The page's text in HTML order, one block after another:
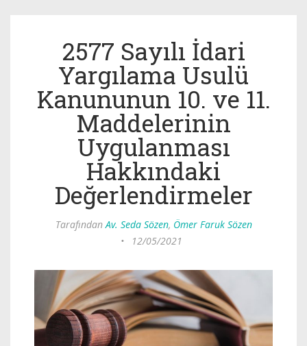
2577 Sayılı İdari
Yargılama Usulü
Kanununun 10. ve 11.
Maddelerinin
Uygulanması
Hakkındaki
Değerlendirmeler
TarafındanAv. Seda Sözen, Ömer Faruk Sözen
•
12/05/2021